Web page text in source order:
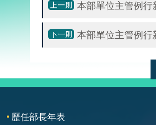
本部單位主管例行
本部單位主管例行
歷任部長年表